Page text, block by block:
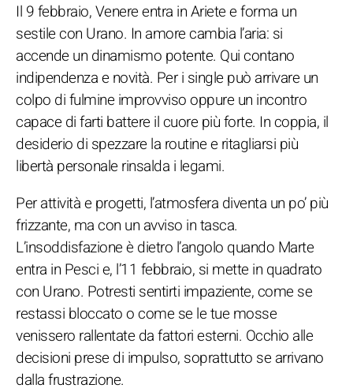
Il 9 febbraio, Venere entra in Ariete e forma un
sestile con Urano. In amore cambia l’aria: si
accende un dinamismo potente. Qui contano
indipendenza e novità. Per i single può arrivare un
colpo di fulmine improvviso oppure un incontro
capace di farti battere il cuore più forte. In coppia, il
desiderio di spezzare la routine e ritagliarsi più
libertà personale rinsalda i legami.
Per attività e progetti, l’atmosfera diventa un po’ più
frizzante, ma con un avviso in tasca.
L’insoddisfazione è dietro l’angolo quando Marte
entra in Pesci e, l’11 febbraio, si mette in quadrato
con Urano. Potresti sentirti impaziente, come se
restassi bloccato o come se le tue mosse
venissero rallentate da fattori esterni. Occhio alle
decisioni prese di impulso, soprattutto se arrivano
dalla frustrazione.